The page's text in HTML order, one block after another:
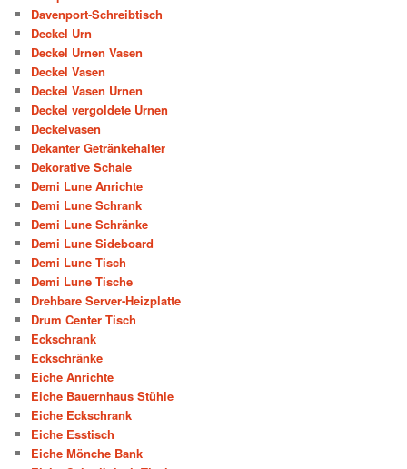
Davenport-Schreibtisch
Deckel Urn
Deckel Urnen Vasen
Deckel Vasen
Deckel Vasen Urnen
Deckel vergoldete Urnen
Deckelvasen
Dekanter Getränkehalter
Dekorative Schale
Demi Lune Anrichte
Demi Lune Schrank
Demi Lune Schränke
Demi Lune Sideboard
Demi Lune Tisch
Demi Lune Tische
Drehbare Server-Heizplatte
Drum Center Tisch
Eckschrank
Eckschränke
Eiche Anrichte
Eiche Bauernhaus Stühle
Eiche Eckschrank
Eiche Esstisch
Eiche Mönche Bank